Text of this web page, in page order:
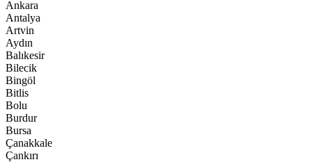
Ankara
Antalya
Artvin
Aydın
Balıkesir
Bilecik
Bingöl
Bitlis
Bolu
Burdur
Bursa
Çanakkale
Çankırı